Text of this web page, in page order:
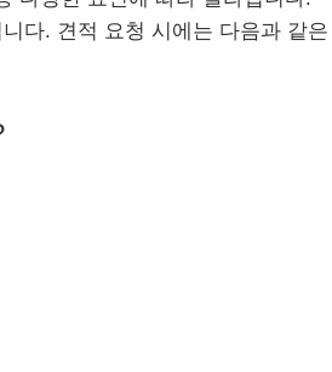
다. 견적 요청 시에는 다음과 같은